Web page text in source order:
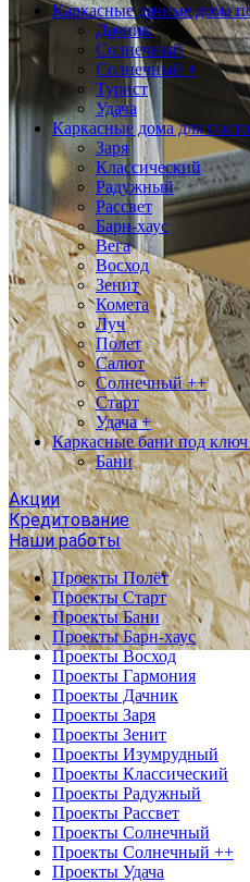
Каркасные дачные дома
Дачник
Солнечный
Солнечный +
Турист
Удача
Каркасные дома для
Заря
Классический
Радужный
Рассвет
Барн-хаус
Вега
Восход
Зенит
Комета
Луч
Полет
Салют
Солнечный ++
Старт
Удача +
Каркасные бани под ключ
Бани
Акции
Кредитование
Наши работы
Проекты Полёт
Проекты Старт
Проекты Бани
Проекты Барн-хаус
Проекты Восход
Проекты Гармония
Проекты Дачник
Проекты Заря
Проекты Зенит
Проекты Изумрудный
Проекты Классический
Проекты Радужный
Проекты Рассвет
Проекты Солнечный
Проекты Солнечный ++
Проекты Удача